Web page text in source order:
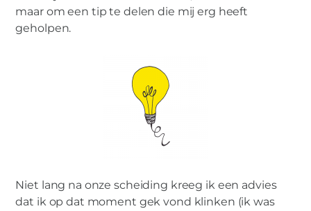
maar om een tip te delen die mij erg heeft
geholpen.
Niet lang na onze scheiding kreeg ik een advies
dat ik op dat moment gek vond klinken (ik was